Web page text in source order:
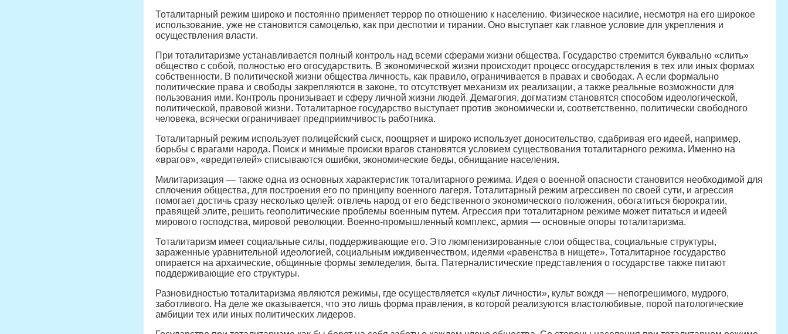
Тоталитарный режим широко и постоянно применяет террор по отношению к населению. Физическое насилие, несмотря на его широкое
использование, уже не становится самоцелью, как при деспотии и тирании. Оно выступает как главное условие для укрепления и
осуществления власти.
При тоталитаризме устанавливается полный контроль над всеми сферами жизни общества. Государство стремится буквально «слить»
общество с собой, полностью его огосударствить. В экономической жизни происходит процесс огосударствления в тех или иных формах
собственности. В политической жизни общества личность, как правило, ограничивается в правах и свободах. А если формально
политические права и свободы закрепляются в законе, то отсутствует механизм их реализации, а также реальные возможности для
пользования ими. Контроль пронизывает и сферу личной жизни людей. Демагогия, догматизм становятся способом идеологической,
политической, правовой жизни. Тоталитарное государство выступает против экономически и, соответственно, политически свободного
человека, всячески ограничивает предприимчивость работника.
Тоталитарный режим использует полицейский сыск, поощряет и широко использует доносительство, сдабривая его идеей, например,
борьбы с врагами народа. Поиск и мнимые происки врагов становятся условием существования тоталитарного режима. Именно на
«врагов», «вредителей» списываются ошибки, экономические беды, обнищание населения.
Милитаризация — также одна из основных характеристик тоталитарного режима. Идея о военной опасности становится необходимой для
сплочения общества, для построения его по принципу военного лагеря. Тоталитарный режим агрессивен по своей сути, и агрессия
помогает достичь сразу несколько целей: отвлечь народ от его бедственного экономического положения, обогатиться бюрократии,
правящей элите, решить геополитические проблемы военным путем. Агрессия при тоталитарном режиме может питаться и идеей
мирового господства, мировой революции. Военно-промышленный комплекс, армия — основные опоры тоталитаризма.
Тоталитаризм имеет социальные силы, поддерживающие его. Это люмпенизированные слои общества, социальные структуры,
зараженные уравнительной идеологией, социальным иждивенчеством, идеями «равенства в нищете». Тоталитарное государство
опирается на архаические, общинные формы земледелия, быта. Патерналистические представления о государстве также питают
поддерживающие его структуры.
Разновидностью тоталитаризма являются режимы, где осуществляется «культ личности», культ вождя — непогрешимого, мудрого,
заботливого. На деле же оказывается, что это лишь форма правления, в которой реализуются властолюбивые, порой патологические
амбиции тех или иных политических лидеров.